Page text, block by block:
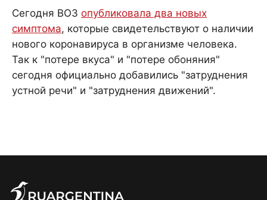
Сегодня ВОЗ опубликовала два новых
симптома, которые свидетельствуют о наличии
нового коронавируса в организме человека.
Так к "потере вкуса" и "потере обоняния"
сегодня официально добавились "затруднения
устной речи" и "затруднения движений".